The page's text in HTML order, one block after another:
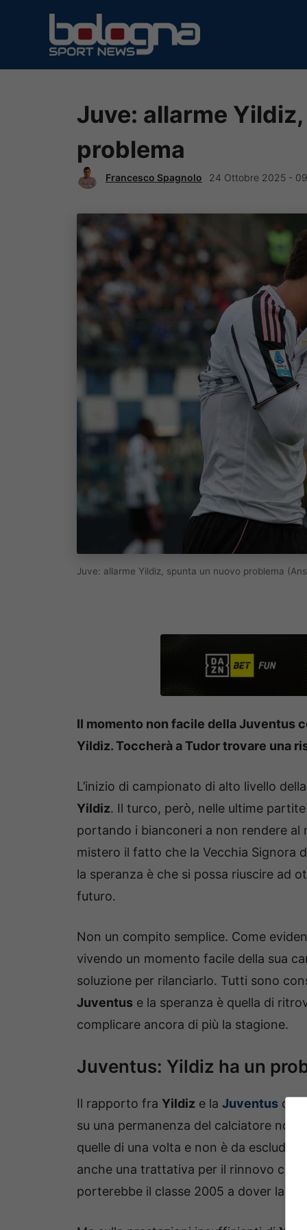
contenuto
Juve: allarme
problema
Francesco Spagnolo 24 Ottobre 2025 -
Juve: allarme Yildiz, spunta un nuovo problema
Il momento non facile della Juventus
Yildiz. Toccherà a Tudor trovare una
L’inizio di campionato di alto livello
Yildiz. Il turco, però, nelle ultime
portando i bianconeri a non rendere al
mistero il fatto che la Vecchia Signora
la speranza è che si possa riuscire ad
futuro.
Non un compito semplice. Come
vivendo un momento facile della sua
soluzione per rilanciarlo. Tutti sono
Juventus e la speranza è quella di
complicare ancora di più la stagione.
Juventus: Yildiz ha un
Il rapporto fra Yildiz e la Juventus
su una permanenza del calciatore non
quelle di una volta e non è da
anche una trattativa per il rinnovo che
porterebbe il classe 2005 a dover